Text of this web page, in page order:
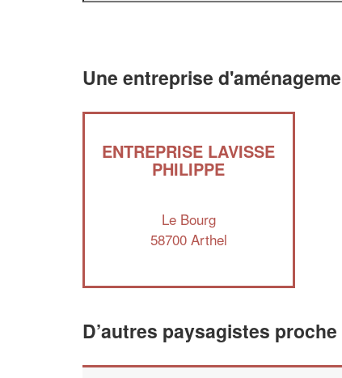
Une entreprise
ENTREPRISE LAVISSE
PHILIPPE
Le Bourg
58700 Arthel
D’autres paysagistes